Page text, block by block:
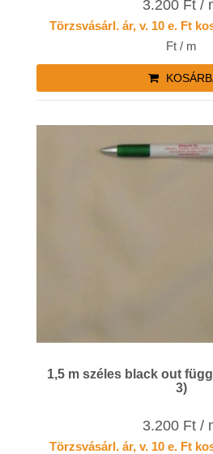
3.200 Ft /
Törzsvásárl. ár, v. 10 e. Ft
Ft / m
1,5 m széles black out
3)
3.200 Ft /
Törzsvásárl. ár, v. 10 e. Ft